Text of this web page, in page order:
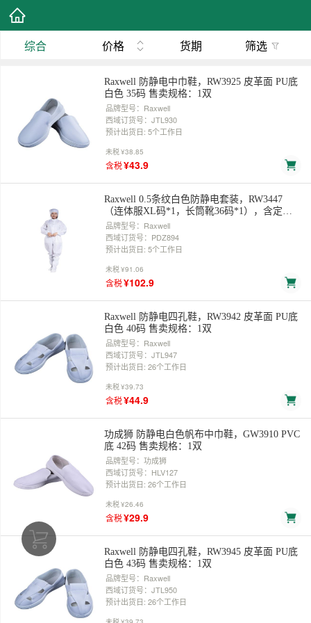
综合 价格 货期 筛选
Raxwell 防静电中巾鞋，RW3925 皮革面 PU底
白色 35码 售卖规格：1双
品牌型号：Raxwell
西域订货号：JTL930
预计出货日: 5个工作日
未税¥38.85
含税¥43.9
Raxwell 0.5条纹白色防静电套装，RW3447
（连体服XL码*1，长筒靴36码*1），含定制
logo 售卖规格：1套
品牌型号：Raxwell
西域订货号：PDZ894
预计出货日: 5个工作日
未税¥91.06
含税¥102.9
Raxwell 防静电四孔鞋，RW3942 皮革面 PU底
白色 40码 售卖规格：1双
品牌型号：Raxwell
西域订货号：JTL947
预计出货日: 26个工作日
未税¥39.73
含税¥44.9
功成狮 防静电白色帆布中巾鞋，GW3910 PVC
底 42码 售卖规格：1双
品牌型号：功成狮
西域订货号：HLV127
预计出货日: 26个工作日
未税¥26.46
含税¥29.9
Raxwell 防静电四孔鞋，RW3945 皮革面 PU底
白色 43码 售卖规格：1双
品牌型号：Raxwell
西域订货号：JTL950
预计出货日: 26个工作日